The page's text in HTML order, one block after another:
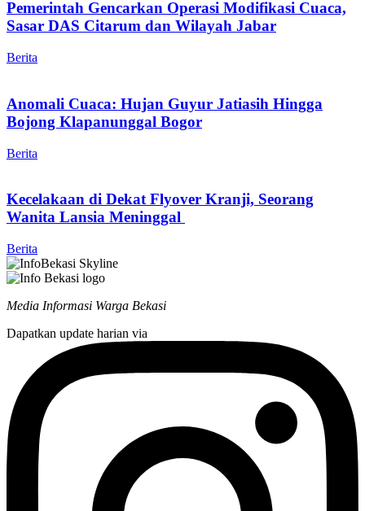
Pemerintah Gencarkan Operasi Modifikasi Cuaca,
Sasar DAS Citarum dan Wilayah Jabar
Berita
Anomali Cuaca: Hujan Guyur Jatiasih Hingga
Bojong Klapanunggal Bogor
Berita
Kecelakaan di Dekat Flyover Kranji, Seorang
Wanita Lansia Meninggal
Berita
Media Informasi Warga Bekasi
Dapatkan update harian via